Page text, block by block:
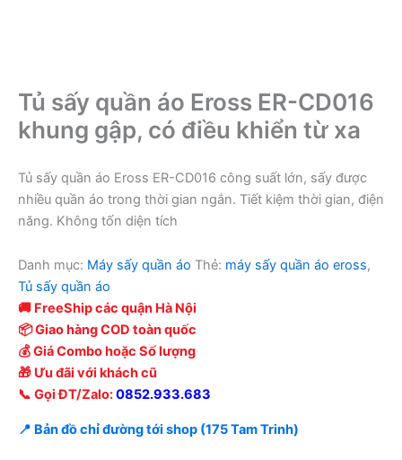
Tủ sấy quần áo Eross ER-CD016
khung gập, có điều khiển từ xa
Tủ sấy quần áo Eross ER-CD016 công suất lớn, sấy được
nhiều quần áo trong thời gian ngắn. Tiết kiệm thời gian, điện
năng. Không tốn diện tích
Danh mục: Máy sấy quần áo Thẻ: máy sấy quần áo eross,
Tủ sấy quần áo
🚚 FreeShip các quận Hà Nội
📦 Giao hàng COD toàn quốc
💰 Giá Combo hoặc Số lượng
🎁 Ưu đãi với khách cũ
📞 Gọi ĐT/Zalo:0852.933.683
📍 Bản đồ chỉ đường tới shop (175 Tam Trinh)